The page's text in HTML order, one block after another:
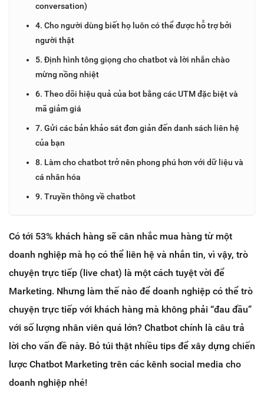
conversation)
4. Cho người dùng biết họ luôn có thể được hỗ trợ bởi
người thật
5. Định hình tông giọng cho chatbot và lời nhắn chào
mừng nồng nhiệt
6. Theo dõi hiệu quả của bot bằng các UTM đặc biệt và
mã giảm giá
7. Gửi các bản khảo sát đơn giản đến danh sách liên hệ
của bạn
8. Làm cho chatbot trở nên phong phú hơn với dữ liệu và
cá nhân hóa
9. Truyền thông về chatbot
Có tới 53% khách hàng sẽ cân nhắc mua hàng từ một
doanh nghiệp mà họ có thể liên hệ và nhắn tin, vì vậy, trò
chuyện trực tiếp (live chat) là một cách tuyệt vời để
Marketing. Nhưng làm thế nào để doanh nghiệp có thể trò
chuyện trực tiếp với khách hàng mà không phải “đau đầu”
với số lượng nhân viên quá lớn? Chatbot chính là câu trả
lời cho vấn đề này. Bỏ túi thật nhiều tips để xây dựng chiến
lược Chatbot Marketing trên các kênh social media cho
doanh nghiệp nhé!